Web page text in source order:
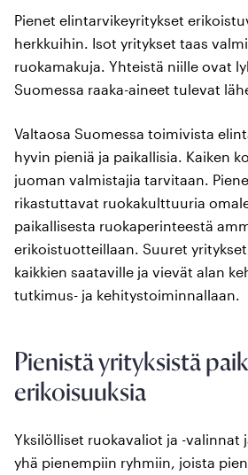
Pienet elintarvikeyritykset
herkkuihin. Isot yritykset taas
ruokamakuja. Yhteistä niille ovat
Suomessa raaka-aineet tulevat
Valtaosa Suomessa toimivista
hyvin pieniä ja paikallisia. Kaiken
juoman valmistajia tarvitaan.
rikastuttavat ruokakulttuuria
paikallisesta ruokaperinteestä
erikoistuotteillaan. Suuret
kaikkien saataville ja vievät alan
tutkimus- ja kehitystoiminnallaan.
Pienistä yrityksistä
erikoisuuksia
Yksilölliset ruokavaliot ja -valinnat
yhä pienempiin ryhmiin, joista